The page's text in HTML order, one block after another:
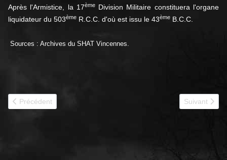
Après l'Armistice, la 17èmeDivision Militaire constituera l'organe
liquidateur du 503ème R.C.C. d'où est issu le 43ème B.C.C.
Sources : Archives du SHAT Vincennes.
Article précédent : 1940 - 44e BCC jmo
Précédent Article
Suivant